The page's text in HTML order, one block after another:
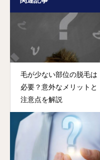
毛が少ない部位の脱毛は
必要？意外なメリットと
注意点を解説